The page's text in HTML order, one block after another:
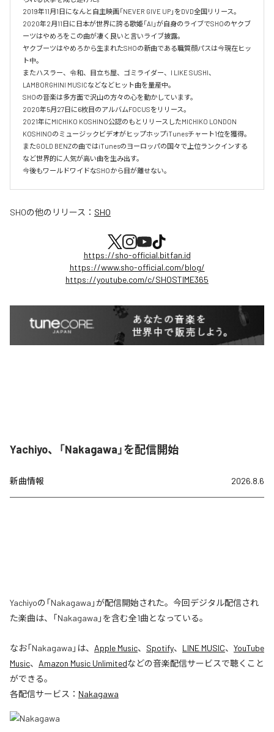
2019年11月1日になんと自主映画「NEVER GIVE UP」をDVD全国リリース。
2020年2月11日に日本が世界に誇る歌姫「AI」が自身のライブでSHOのヤクブ
ーツはやめろをこの曲が凄く良いと言いライブ披露。
ヤクブーツはやめろから生まれたSHOの新曲である職質顔パスは今現在ヒッ
ト中。
またハスラー、令和、目立ち屋、ゴミライダー、I LIKE SUSHI、
LAMBORGHINI MUSICなどなどヒット曲を量産中。
SHOの音楽は多方面で沢山の方々の心を動かしています。
2020年5月27日に6枚目のアルバムFOCUSをリリース。
2021年にMICHIKO KOSHINO公認のもとリリースしたMICHIKO LONDON
KOSHINOのミュージックビデオがヒップホップiTunesチャート1位を獲得。
またGOLD BENZの曲ではiTunesのヨーロッパの国々で上位ランクインする
など世界的に人気が高い曲を生み出す。
今後もワールドワイドなSHOから目が離せない。
SHOの他のリリース： SHO
https://sho-official.bitfan.id
https://www.sho-official.com/blog/
https://youtube.com/c/SHOSTIME365
Yachiyo、「Nakagawa」を配信開始
新曲情報 2026.8.6
Yachiyoの「Nakagawa」が配信開始された。今回デジタル配信され
た楽曲は、「Nakagawa」を含む全1曲となっている。
なお「Nakagawa 」は、 Apple Music、 Spotify、 LINE MUSIC、 YouTube
Music、 Amazon Music Unlimitedなどの音楽配信サービスで聴くこと
ができる。
各配信サービス： Nakagawa